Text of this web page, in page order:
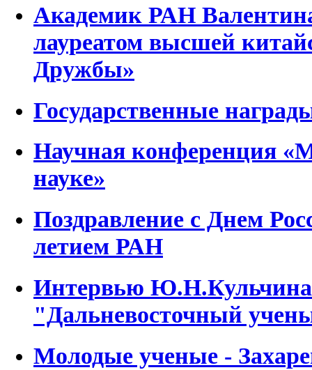
Академик РАН
лауреатом высшей
Дружбы»
Государственные
Научная конференция
науке»
Поздравление с Днем
летием РАН
Интервью Ю.Н.Кульчина
"Дальневосточный
Молодые ученые -